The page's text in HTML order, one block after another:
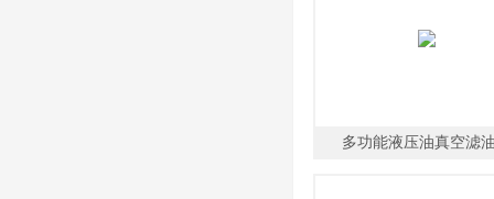
多功能液压油真空滤